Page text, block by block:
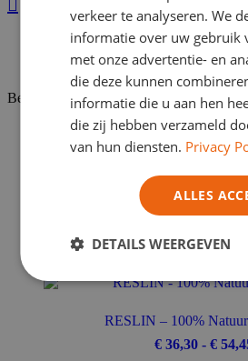
Beschrijving
RESLIN – 100%
€36,30 - €
verkeer te analyseren. We
informatie over uw gebruik
met onze advertentie- en
die deze kunnen
informatie die u aan hen
die zij hebben verzameld
van hun diensten. Privacy
ALLES
DETAILS WEERGEVEN